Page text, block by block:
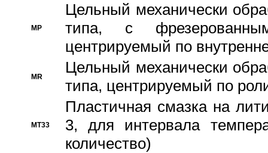
MP
Цельный механически
типа, с
центрируемый по
MR
Цельный механически
типа, центрируемый по
MT33
Пластичная смазка на
3, для интервала
количество)